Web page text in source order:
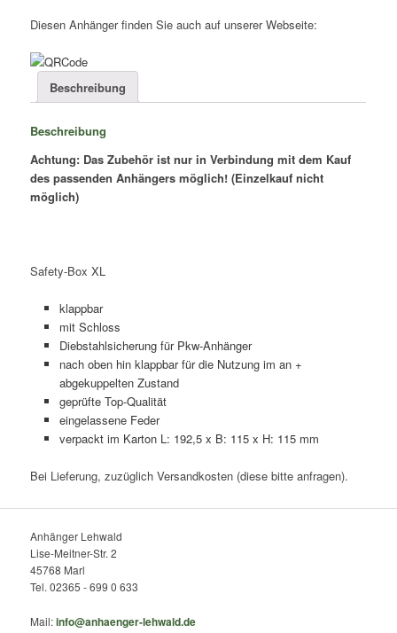
an
abgehangenden
Anhänger)
-
Diesen Anhänger finden Sie auch auf unserer Webseite:
Beschreibung
Beschreibung
Achtung: Das Zubehör ist nur in Verbindung mit dem Kauf
des passenden Anhängers möglich! (Einzelkauf nicht
möglich)
Safety-Box XL
klappbar
mit Schloss
Diebstahlsicherung für Pkw-Anhänger
nach oben hin klappbar für die Nutzung im an +
abgekuppelten Zustand
geprüfte Top-Qualität
eingelassene Feder
verpackt im Karton L: 192,5 x B: 115 x H: 115 mm
Bei Lieferung, zuzüglich Versandkosten (diese bitte anfragen).
Anhänger Lehwald
Lise-Meitner-Str. 2
45768 Marl
Tel. 02365 - 699 0 633
Mail:info@anhaenger-lehwald.de